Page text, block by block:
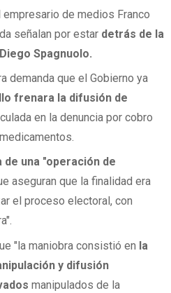
de medios Franco
señalan por estar detrás de la
Spagnuolo.
demanda que el Gobierno ya
frenara la difusión de
en la denuncia por cobro
una "operación de
aseguran que la finalidad era
el proceso electoral, con
"la maniobra consistió en la
y difusión
manipulados de la